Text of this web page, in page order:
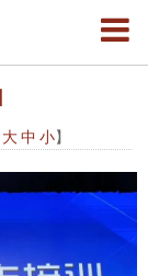
大中 小】